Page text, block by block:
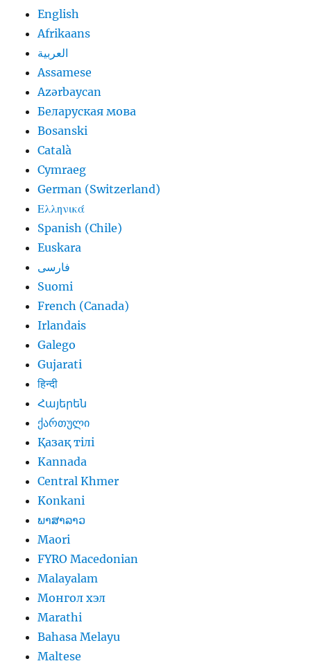
English
Afrikaans
العربية
Assamese
Azərbaycan
Беларуская мова
Bosanski
Català
Cymraeg
German (Switzerland)
Ελληνικά
Spanish (Chile)
Euskara
فارسی
Suomi
French (Canada)
Irlandais
Galego
Gujarati
हिन्दी
Հայերեն
ქართული
Қазақ тілі
Kannada
Central Khmer
Konkani
ພາສາລາວ
Maori
FYRO Macedonian
Malayalam
Монгол хэл
Marathi
Bahasa Melayu
Maltese